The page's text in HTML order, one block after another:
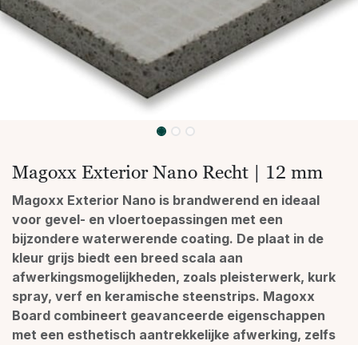
Magoxx Exterior Nano Recht | 12 mm
Magoxx Exterior Nano is brandwerend en ideaal
voor gevel- en vloertoepassingen met een
bijzondere waterwerende coating. De plaat in de
kleur grijs biedt een breed scala aan
afwerkingsmogelijkheden, zoals pleisterwerk, kurk
spray, verf en keramische steenstrips. Magoxx
Board combineert geavanceerde eigenschappen
met een esthetisch aantrekkelijke afwerking, zelfs